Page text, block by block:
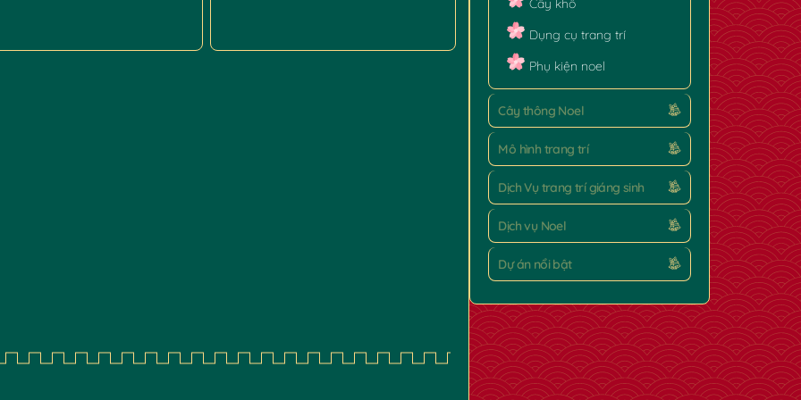
Cây khô
Dụng cụ trang trí
Phụ kiện noel
Cây thông Noel
Mô hình trang trí
Dịch Vụ trang trí giáng sinh
Dịch vụ Noel
Dự án nổi bật
✿